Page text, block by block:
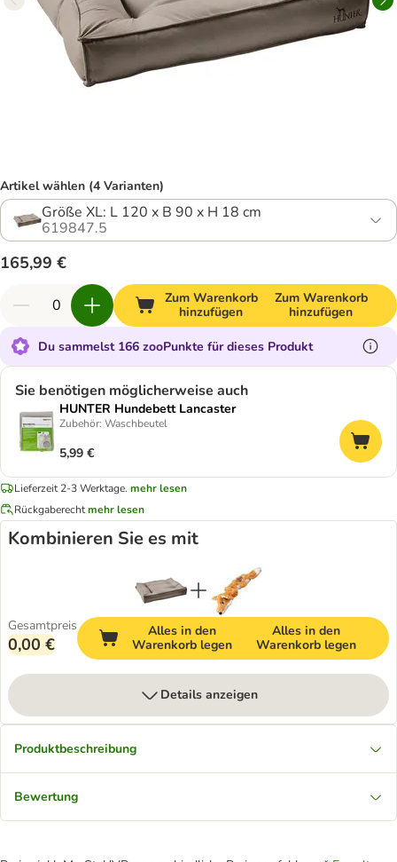
Artikel wählen (4 Varianten)
Größe XL: L 120 x B 90 x H 18 cm
619847.5
165,99 €
Zum Warenkorb
hinzufügen
Zum Warenkorb
hinzufügen
Du sammelst 166 zooPunkte für dieses Produkt
Sie benötigen möglicherweise auch
HUNTER Hundebett Lancaster
Zubehör: Waschbeutel
5,99 €
Lieferzeit 2-3 Werktage. mehr lesen
Rückgaberechtmehr lesen
Kombinieren Sie es mit
Gesamtpreis
0,00 €
Alles in den
Warenkorb legen
Alles in den
Warenkorb legen
Details anzeigen
Produktbeschreibung
Bewertung